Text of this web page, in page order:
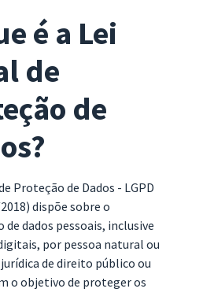
é a Lei
de
de
Proteção de Dados - LGPD
dispõe sobre o
dados pessoais, inclusive
por pessoa natural ou
de direito público ou
o objetivo de proteger os